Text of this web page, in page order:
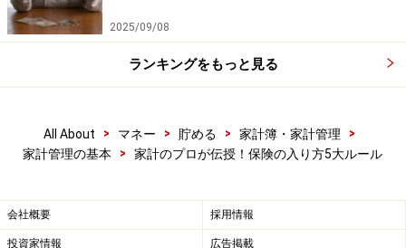
ルール5 資産形成や節税に役に立つ保険で
り」的な存在ですが、「お守り」に対するコストは決し
て安くありません。掛捨ての商品なら保険料を重視しま
るように資産形成に役に立つ商品を選び倒産のリスクを
考え保険会社の健全性にも気を配りましょう。また、生
2025/09/08
ランキングをもっと見る
All About > マネー > 貯める > 家計簿・家計管理
>
家計管理の基本
> 家計のプロが伝授！保険の入り方5大ルール
会社概要 採用情報
投資家情報 広告掲載